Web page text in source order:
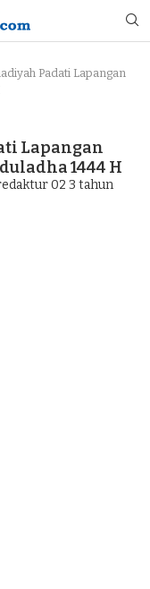
Padati Lapangan
Lapangan
1444 H
02 3 tahun